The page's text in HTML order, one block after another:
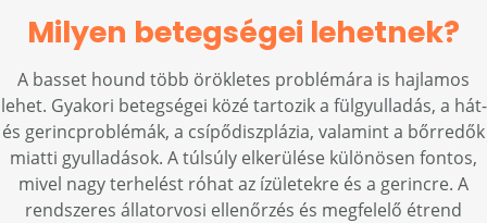
Milyen betegségei lehetnek?
A basset hound több örökletes problémára is hajlamos
lehet. Gyakori betegségei közé tartozik a fülgyulladás, a hát-
és gerincproblémák, a csípődiszplázia, valamint a bőrredők
miatti gyulladások. A túlsúly elkerülése különösen fontos,
mivel nagy terhelést róhat az ízületekre és a gerincre. A
rendszeres állatorvosi ellenőrzés és megfelelő étrend